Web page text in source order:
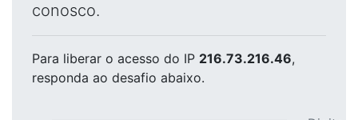
conosco.
Para liberar o acesso do IP 216.73.216.46,
responda ao desafio abaixo.